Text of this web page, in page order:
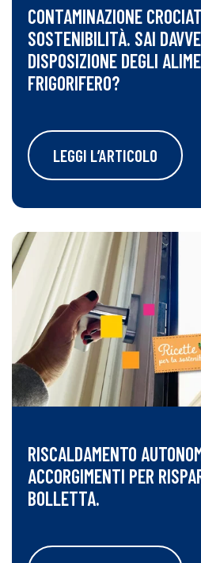
CONTAMINAZIONE
SOSTENIBILITÀ. SAI
DISPOSIZIONE DEGLI
FRIGORIFERO?
LEGGI L’ARTICOLO
RISCALDAMENTO
ACCORGIMENTI PER
BOLLETTA.